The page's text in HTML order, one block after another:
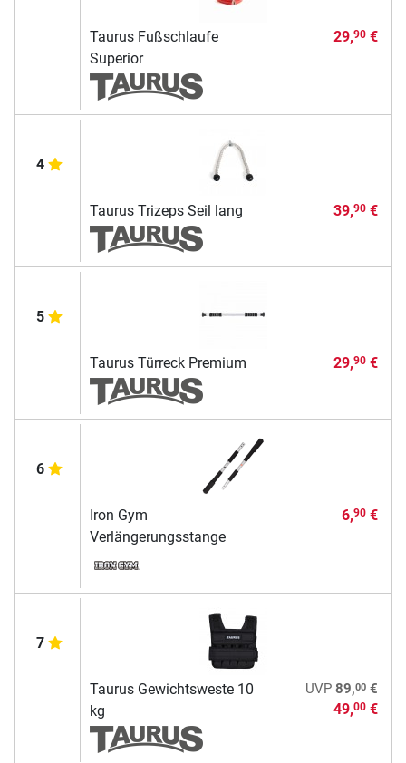
Taurus Fußschlaufe
Superior
29,90€
4
Taurus Trizeps Seil lang 39,90€
5
Taurus Türreck Premium 29,90€
6
Iron Gym
Verlängerungsstange
6,90€
7
Taurus Gewichtsweste 10
kg
UVP 89,00€
49,00€